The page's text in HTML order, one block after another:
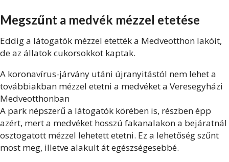
Megszűnt a medvék mézzel etetése
Eddig a látogatók mézzel etették a Medveotthon lakóit,
de az állatok cukorsokkot kaptak.
A koronavírus-járvány utáni újranyitástól nem lehet a
továbbiakban mézzel etetni a medvéket a Veresegyházi
Medveotthonban
A park népszerű a látogatók körében is, részben épp
azért, mert a medvéket hosszú fakanalakon a bejáratnál
osztogatott mézzel lehetett etetni. Ez a lehetőség szűnt
most meg, illetve alakult át egészségesebbé.